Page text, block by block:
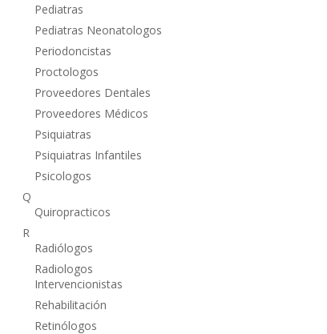
Pediatras
Pediatras Neonatologos
Periodoncistas
Proctologos
Proveedores Dentales
Proveedores Médicos
Psiquiatras
Psiquiatras Infantiles
Psicologos
Q
Quiropracticos
R
Radiólogos
Radiologos
Intervencionistas
Rehabilitación
Retinólogos